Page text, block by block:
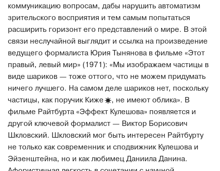
коммуникацию вопросам, дабы нарушить автоматизм
зрительского восприятия и тем самым попытаться
расширить горизонт его представлений о мире. В этой
связи неслучайной выглядит и ссылка на произведение
ведущего формалиста Юрия Тынянова в фильме «Этот
правый, левый мир» (1971): «Мы изображаем частицы в
виде шариков — тоже оттого, что не можем придумать
ничего лучшего. На самом деле шариков нет, поскольку
частицы, как поручик Киже
, не имеют облика». В
фильме Райтбурта «Эффект Кулешова» появляется и
другой ключевой формалист — Виктор Борисович
Шкловский. Шкловский мог быть интересен Райтбурту
не только как современник и сподвижник Кулешова и
Эйзенштейна, но и как любимец Даниила Данина.